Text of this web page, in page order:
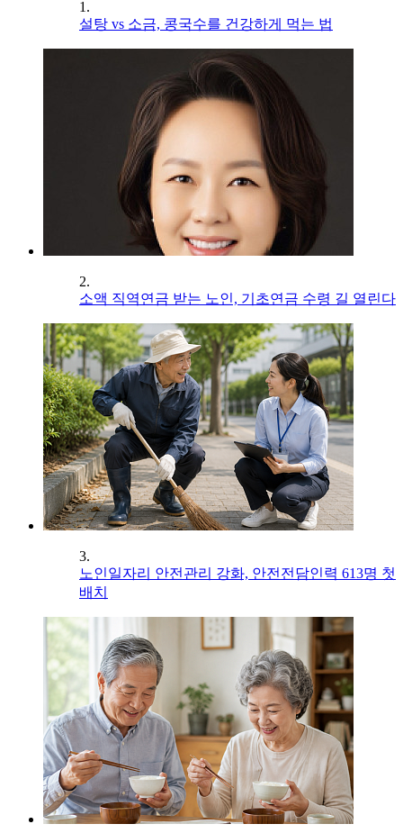
1.
설탕 vs 소금, 콩국수를 건강하게 먹는 법
2.
소액 직역연금 받는 노인, 기초연금 수령 길 열린다
3.
노인일자리 안전관리 강화, 안전전담인력 613명 첫
배치